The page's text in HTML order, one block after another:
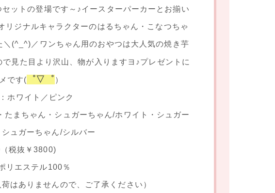
ットの登場です～♪イースターパーカーとお揃い
リジナルキャラクターのはるちゃん・こなつちゃ
(^_^)／ワンちゃん用のおやつは大人気の焼き芋
見た目より沢山、物が入りますヨ♪プレゼントに
です( ゜▽゜ ）
ホワイト／ピンク
まちゃん・シュガーちゃん/ホワイト・シュガー
ュガーちゃん/シルバー
税抜￥3800)
リエステル100％
はありませんので、ご了承ください）